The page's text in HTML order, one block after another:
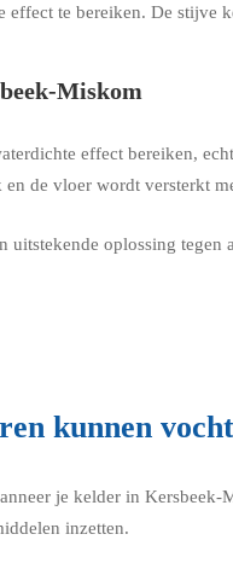
effect te bereiken. De stijve
Miskom
effect bereiken,
de vloer wordt versterkt
oplossing
kunnen
je kelder in
inzetten.